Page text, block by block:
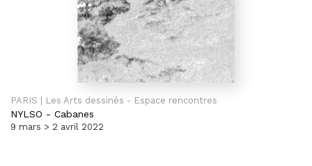
PARIS | Les Arts dessinés - Espace rencontres
NYLSO - Cabanes
9 mars > 2 avril 2022